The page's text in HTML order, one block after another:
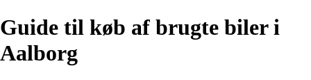
Guide til køb af brugte biler i
Aalborg